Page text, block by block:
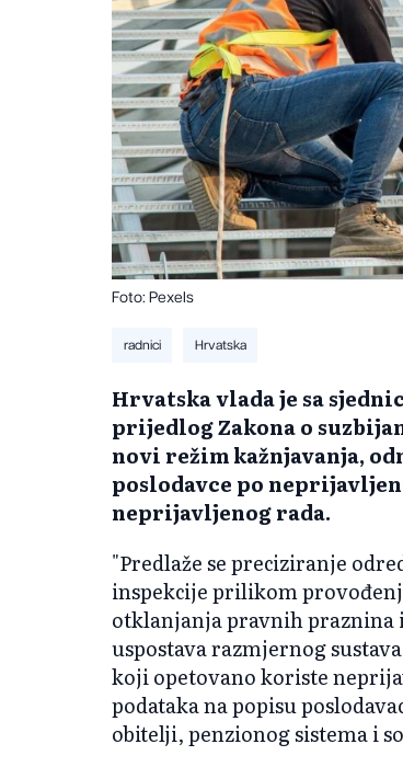
Foto: Pexels
radnici Hrvatska
Hrvatska vlada je sa
prijedlog Zakona o
novi režim kažnjavanja,
poslodavce po
neprijavljenog rada.
"Predlaže se preciziranje
inspekcije prilikom
otklanjanja pravnih praznina
uspostava razmjernog
koji opetovano koriste
podataka na popisu
obitelji, penzionog sistema i